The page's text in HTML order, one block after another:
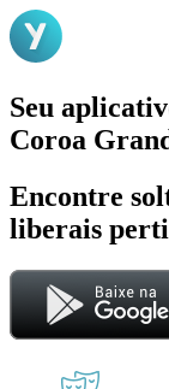
Seu
Coroa
Encontre
liberais